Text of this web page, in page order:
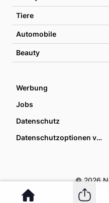
Tiere
Automobile
Beauty
Werbung
Jobs
Datenschutz
Datenschutzoptionen verwalten
© 2026